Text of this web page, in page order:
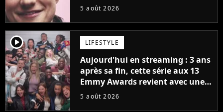
5 août 2026
player2 LIFESTYLE
Aujourd'hui en streaming : 3 ans
après sa fin, cette série aux 13
Emmy Awards revient avec une
suite... totalement différente
5 août 2026